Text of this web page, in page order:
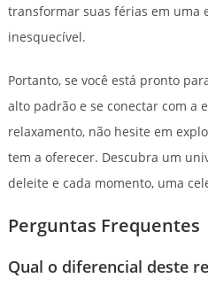
transformar suas férias em uma
inesquecível.
Portanto, se você está pronto
alto padrão e se conectar com a
relaxamento, não hesite em
tem a oferecer. Descubra um
deleite e cada momento, uma
Perguntas Frequentes
Qual o diferencial deste